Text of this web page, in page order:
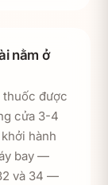
nằm ở
thuốc được
cửa 3-4
hành
bay —
và 34 —